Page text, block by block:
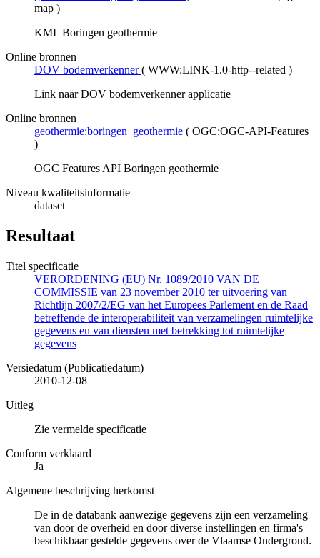
map )
KML Boringen geothermie
Online bronnen
DOV bodemverkenner ( WWW:LINK-1.0-http--related )
Link naar DOV bodemverkenner applicatie
Online bronnen
geothermie:boringen_geothermie ( OGC:OGC-API-Features
)
OGC Features API Boringen geothermie
Niveau kwaliteitsinformatie
dataset
Resultaat
Titel specificatie
VERORDENING (EU) Nr. 1089/2010 VAN DE
COMMISSIE van 23 november 2010 ter uitvoering van
Richtlijn 2007/2/EG van het Europees Parlement en de Raad
betreffende de interoperabiliteit van verzamelingen ruimtelijke
gegevens en van diensten met betrekking tot ruimtelijke
gegevens
Versiedatum (Publicatiedatum)
2010-12-08
Uitleg
Zie vermelde specificatie
Conform verklaard
Ja
Algemene beschrijving herkomst
De in de databank aanwezige gegevens zijn een verzameling
van door de overheid en door diverse instellingen en firma's
beschikbaar gestelde gegevens over de Vlaamse Ondergrond.